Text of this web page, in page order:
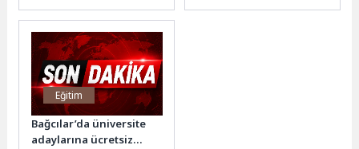
ancak çok geçmeden
meydana gelen bu...
Eğitim
Bağcılar’da üniversite
adaylarına ücretsiz